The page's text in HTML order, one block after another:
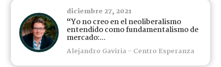
diciembre 27, 2021
“Yo no creo en el neoliberalismo
entendido como fundamentalismo de
mercado:...
Alejandro Gaviria - Centro Esperanza